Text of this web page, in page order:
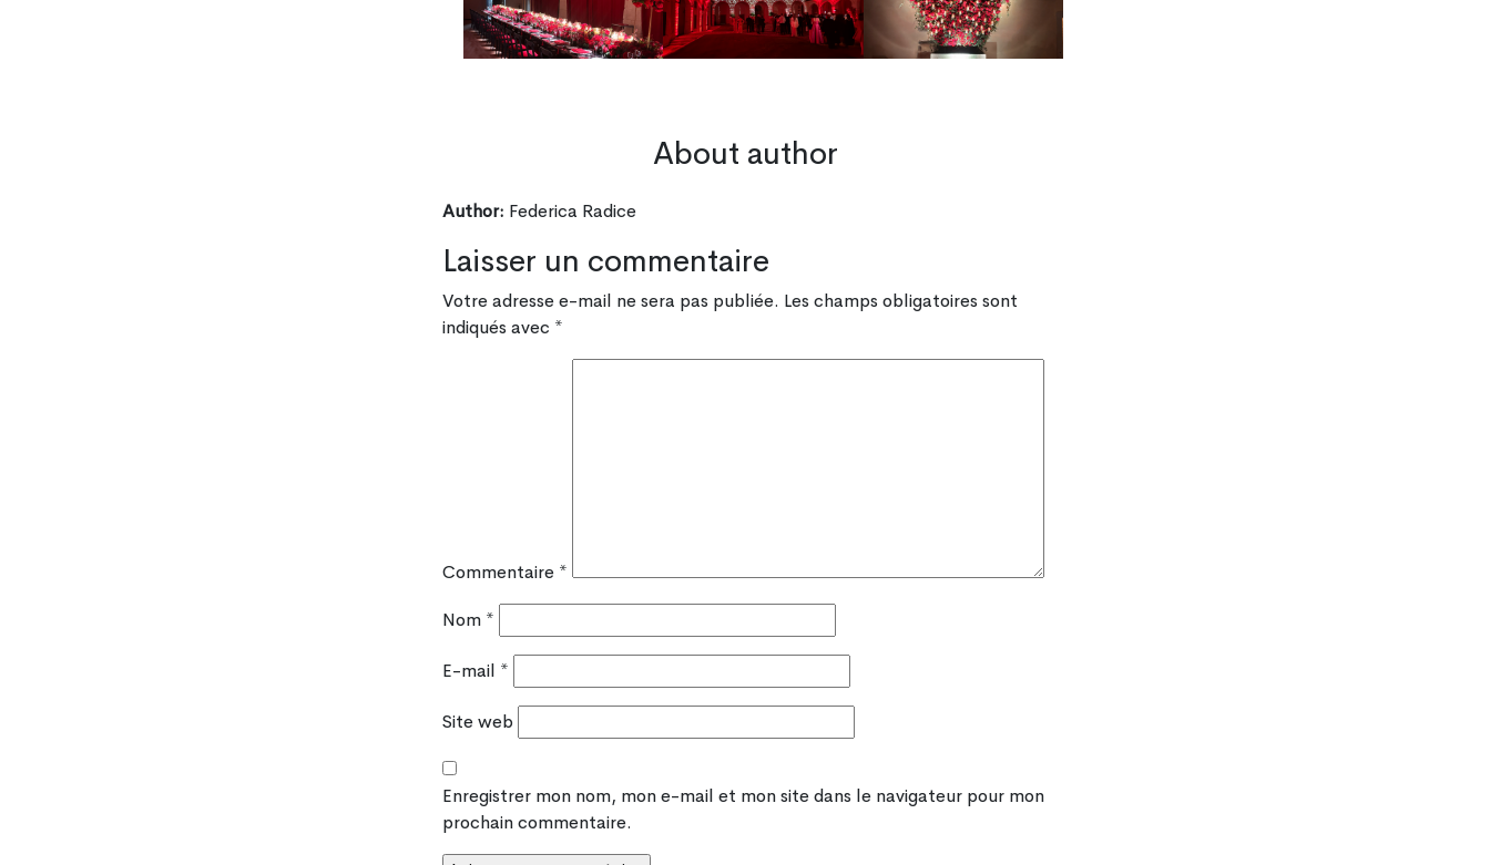
About author
Author: Federica Radice
Laisser un commentaire
Votre adresse e-mail ne sera pas publiée. Les champs obligatoires sont
indiqués avec *
Commentaire *
Nom *
E-mail *
Site web
Enregistrer mon nom, mon e-mail et mon site dans le navigateur pour mon
prochain commentaire.